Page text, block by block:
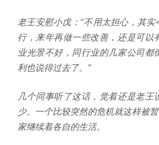
老王安慰小戊：“不用太担心，其
行，来年再做一些改善，还是可以
业光景不好，同行业的几家公司都
利也说得过去了。”
几个同事听了这话，觉着还是老王
少。一个比较突然的危机就这样被
家继续着各自的生活。